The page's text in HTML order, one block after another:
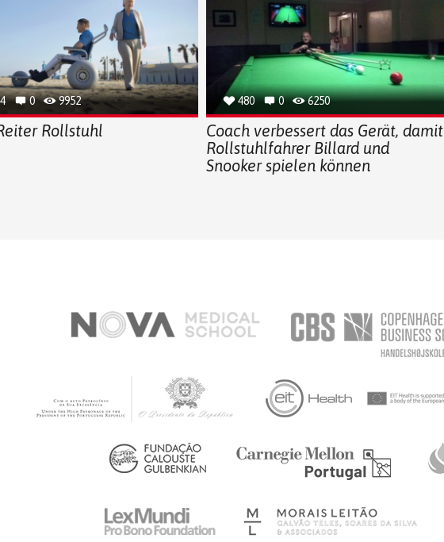
0 9952
Rollstuhl
480 0 6250
Coach verbessert das Gerät, damit
Rollstuhlfahrer Billard und
Snooker spielen können